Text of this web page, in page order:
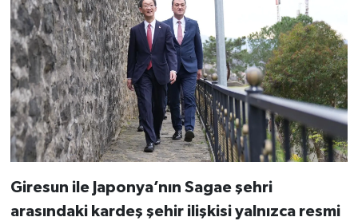
Giresun ile Japonya’nın Sagae şehri
arasındaki kardeş şehir ilişkisi yalnızca resmi